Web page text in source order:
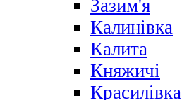
Зазим'я
Калинівка
Калита
Княжичі
Красилівка